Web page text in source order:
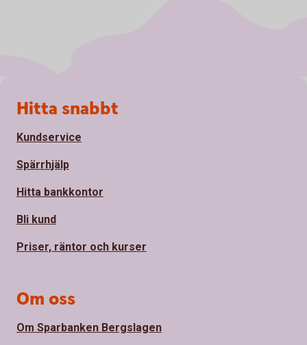
Sidfot
Hitta snabbt
Kundservice
Spärrhjälp
Hitta bankkontor
Bli kund
Priser, räntor och kurser
Om oss
Om Sparbanken Bergslagen